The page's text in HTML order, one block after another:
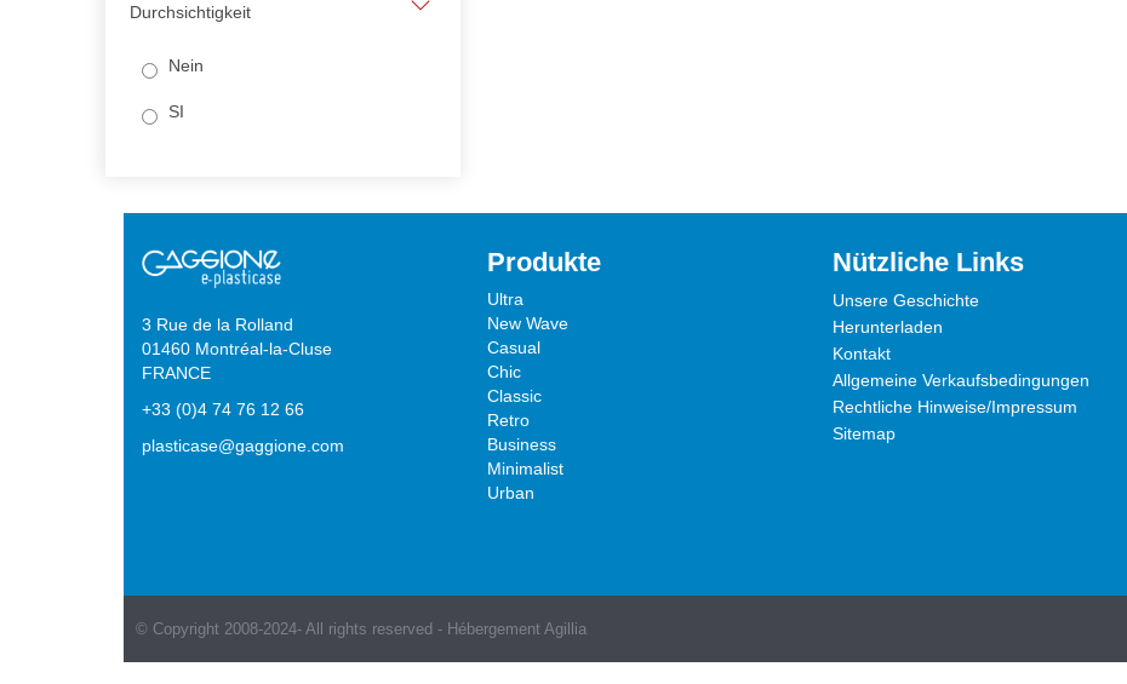
Durchsichtigkeit
Nein
SI
3 Rue de la Rolland
01460 Montréal-la-Cluse
FRANCE
+33 (0)4 74 76 12 66
plasticase@gaggione.com
Produkte
Ultra
New Wave
Casual
Chic
Classic
Retro
Business
Minimalist
Urban
Nützliche Links
Unsere Geschichte
Herunterladen
Kontakt
Allgemeine Verkaufsbedingungen
Rechtliche Hinweise/Impressum
Sitemap
© Copyright 2008-2024- All rights reserved - Hébergement Agillia